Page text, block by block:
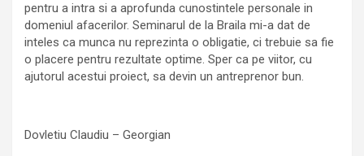
pentru a intra si a aprofunda cunostintele personale in
domeniul afacerilor. Seminarul de la Braila mi-a dat de
inteles ca munca nu reprezinta o obligatie, ci trebuie sa fie
o placere pentru rezultate optime. Sper ca pe viitor, cu
ajutorul acestui proiect, sa devin un antreprenor bun.
Dovletiu Claudiu – Georgian